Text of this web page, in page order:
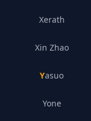
Xerath
Xin Zhao
Yasuo
Yone